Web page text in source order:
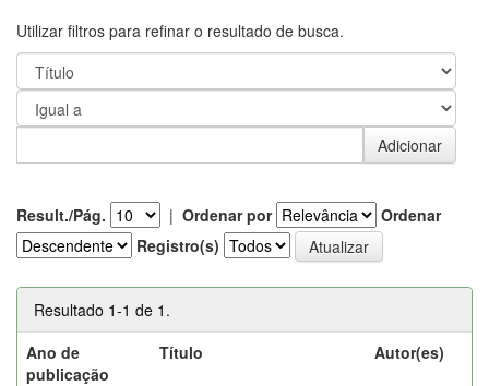
Utilizar filtros para refinar o resultado de busca.
Result./Pág. | Ordenar por
Ordenar
Registro(s)
Resultado 1-1 de 1.
Ano de
publicação
Título Autor(es)